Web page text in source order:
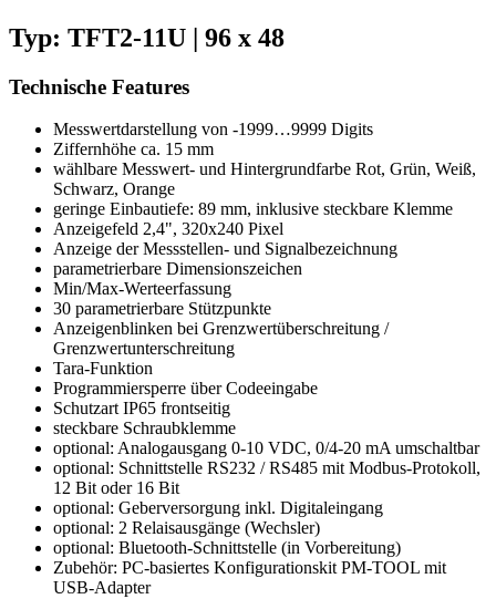
Typ: TFT2-11U | 96 x 48
Technische Features
Messwertdarstellung von -1999…9999 Digits
Ziffernhöhe ca. 15 mm
wählbare Messwert- und Hintergrundfarbe Rot, Grün, Weiß,
Schwarz, Orange
geringe Einbautiefe: 89 mm, inklusive steckbare Klemme
Anzeigefeld 2,4", 320x240 Pixel
Anzeige der Messstellen- und Signalbezeichnung
parametrierbare Dimensionszeichen
Min/Max-Werteerfassung
30 parametrierbare Stützpunkte
Anzeigenblinken bei Grenzwertüberschreitung /
Grenzwertunterschreitung
Tara-Funktion
Programmiersperre über Codeeingabe
Schutzart IP65 frontseitig
steckbare Schraubklemme
optional: Analogausgang 0-10 VDC, 0/4-20 mA umschaltbar
optional: Schnittstelle RS232 / RS485 mit Modbus-Protokoll,
12 Bit oder 16 Bit
optional: Geberversorgung inkl. Digitaleingang
optional: 2 Relaisausgänge (Wechsler)
optional: Bluetooth-Schnittstelle (in Vorbereitung)
Zubehör: PC-basiertes Konfigurationskit PM-TOOL mit
USB-Adapter